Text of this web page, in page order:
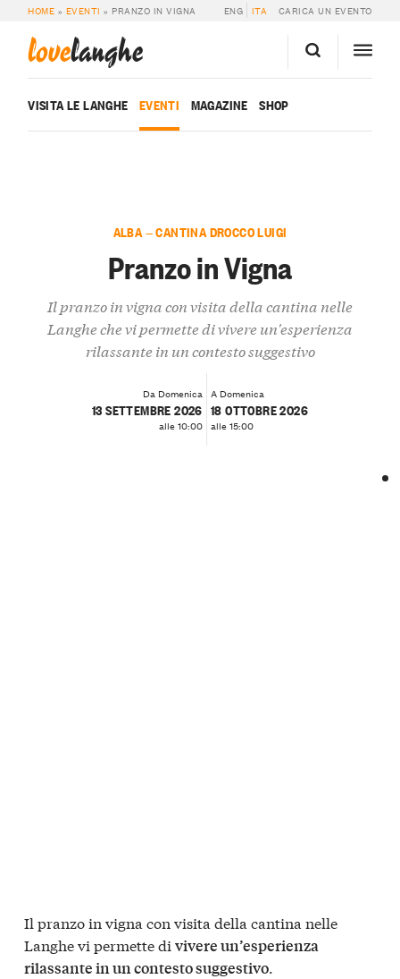
HOME » EVENTI » PRANZO IN VIGNA ENG ITA CARICA UN EVENTO
lovelanghe
VISITA LE LANGHE EVENTI MAGAZINE SHOP
ALBA — CANTINA DROCCO LUIGI
Pranzo in Vigna
Il pranzo in vigna con visita della cantina nelle
Langhe che vi permette di vivere un'esperienza
rilassante in un contesto suggestivo
Da Domenica
13 SETTEMBRE 2026
alle 10:00
A Domenica
18 OTTOBRE 2026
alle 15:00
Il pranzo in vigna con visita della cantina nelle
Langhe vi permette di vivere un’esperienza
rilassante in un contesto suggestivo.